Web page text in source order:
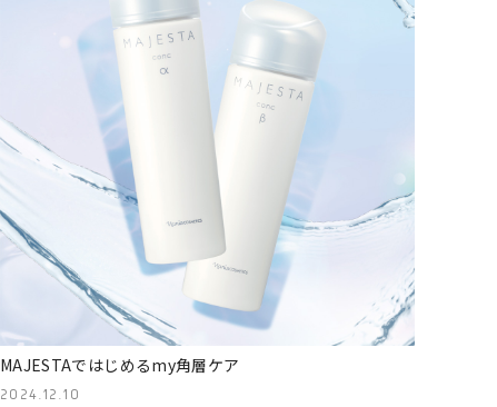
MAJESTAではじめるmy角層ケア
2024.12.10